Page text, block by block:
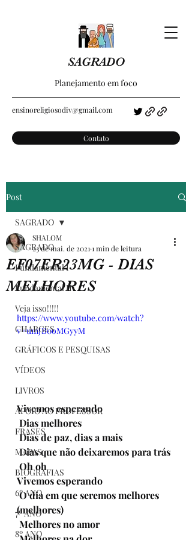
SAGRADO
Planejamento em foco
ensinoreligiosodiv@gmail.com
Contato
Post
SAGRADO
Fundamental I
Fundamental II
Veja isso!!!!!
CHARGES
GRÁFICOS E PESQUISAS
VÍDEOS
LIVROS
APOIO AO PROFESSOR
FRASES
MAPAS
BIOGRAFIAS
6º ANO
7º ANO
8º ANO
SAGRADO
EF07ER23MG - DIAS
MELHORES
SHALOM
23 de mai. de 2021 1 min de leitura
https://www.youtube.com/watch?
v=umJB0oMGyyM
Vivemos esperando
Dias melhores
Dias de paz, dias a mais
Dias que não deixaremos para trás
Oh oh
Vivemos esperando
O dia em que seremos melhores
(melhores)
Melhores no amor